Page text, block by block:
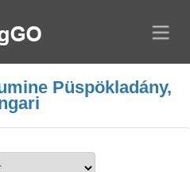
Püspökladány,